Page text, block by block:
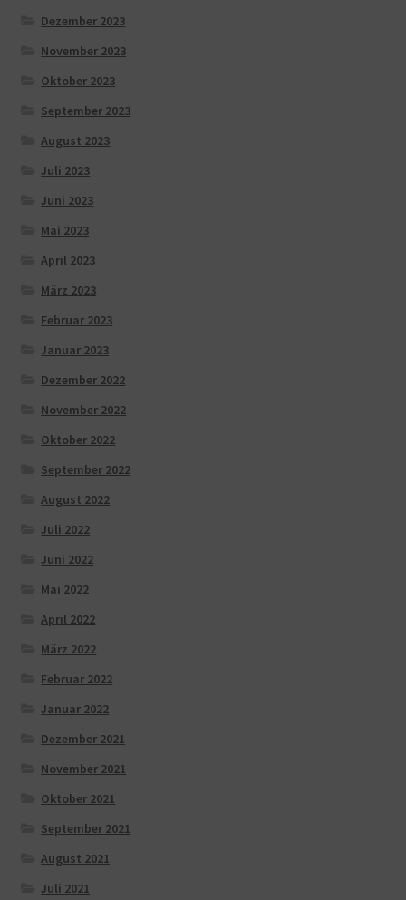
Dezember 2023
November 2023
Oktober 2023
September 2023
August 2023
Juli 2023
Juni 2023
Mai 2023
April 2023
März 2023
Februar 2023
Januar 2023
Dezember 2022
November 2022
Oktober 2022
September 2022
August 2022
Juli 2022
Juni 2022
Mai 2022
April 2022
März 2022
Februar 2022
Januar 2022
Dezember 2021
November 2021
Oktober 2021
September 2021
August 2021
Juli 2021